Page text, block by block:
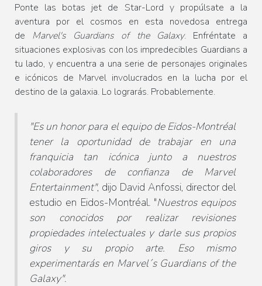
Ponte las botas jet de Star-Lord y propúlsate a la
aventura por el cosmos en esta novedosa entrega
de Marvel's Guardians of the Galaxy. Enfréntate a
situaciones explosivas con los impredecibles Guardians a
tu lado, y encuentra a una serie de personajes originales
e icónicos de Marvel involucrados en la lucha por el
destino de la galaxia. Lo lograrás. Probablemente.
"Es un honor para el equipo de Eidos-Montréal
tener la oportunidad de trabajar en una
franquicia tan icónica junto a nuestros
colaboradores de confianza de Marvel
Entertainment", dijo David Anfossi, director del
estudio en Eidos-Montréal. "Nuestros equipos
son conocidos por realizar revisiones
propiedades intelectuales y darle sus propios
giros y su propio arte. Eso mismo
experimentarás en Marvel´s Guardians of the
Galaxy".